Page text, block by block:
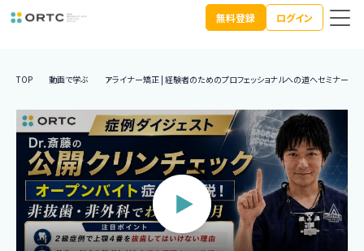
無料登録 ログイン
TOP 動画で学ぶ アライナー矯正 | 経験者のためのプロフェッショナルへの道へセミナー動